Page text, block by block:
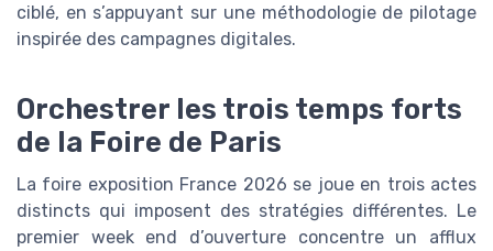
ciblé, en s’appuyant sur une méthodologie de pilotage
inspirée des campagnes digitales.
Orchestrer les trois temps forts
de la Foire de Paris
La foire exposition France 2026 se joue en trois actes
distincts qui imposent des stratégies différentes. Le
premier week end d’ouverture concentre un afflux